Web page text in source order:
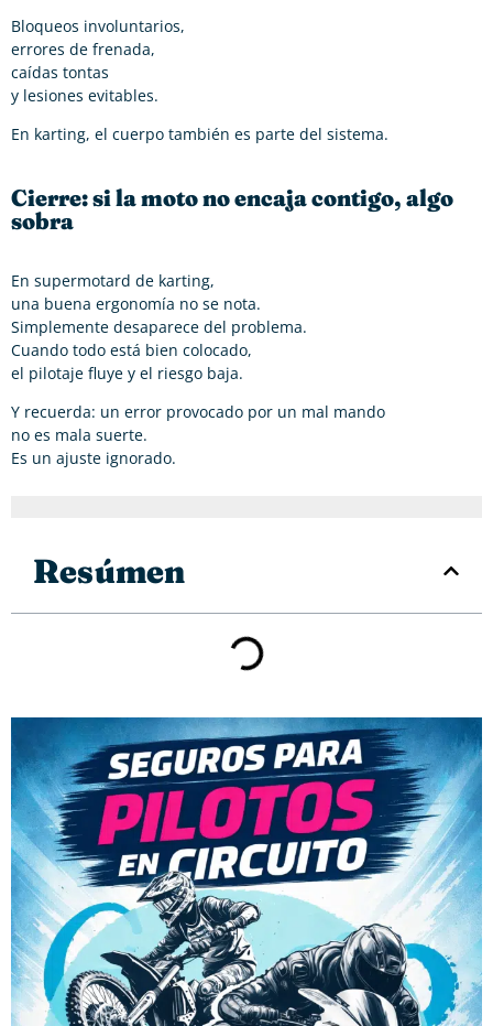
Bloqueos involuntarios,
errores de frenada,
caídas tontas
y lesiones evitables.
En karting, el cuerpo también es parte del sistema.
Cierre: si la moto no encaja contigo, algo
sobra
En supermotard de karting,
una buena ergonomía no se nota.
Simplemente desaparece del problema.
Cuando todo está bien colocado,
el pilotaje fluye y el riesgo baja.
Y recuerda: un error provocado por un mal mando
no es mala suerte.
Es un ajuste ignorado.
Resúmen